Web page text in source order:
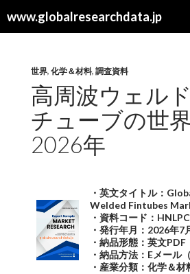
www.globalresearchdata.jp
索
世界, 化学＆材料, 調査資料
高周波ウェル
チューブの世
2026年
・英文タイトル：
Welded Fintubes
・資料コード：
・発行年月：2026年7
・納品形態：英文PDF
・納品方法：Eメール
・産業分類：化学＆材